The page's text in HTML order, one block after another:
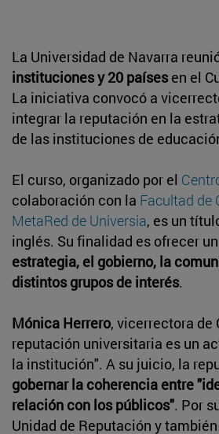
La Universidad de Navarra
instituciones y 20 paísesen el
La iniciativa convocó a
integrar la reputación en la
de las instituciones de
El curso, organizado por el
colaboración con la Facultad de
MetaRed de Universia, es un
inglés. Su finalidad es ofrecer un
estrategia, el gobierno, la
distintos grupos de interés.
Mónica Herrero, vicerrectora de
reputación universitaria es un
la institución". A su juicio, la
gobernar la coherencia entre
relación con los públicos". Por
Unidad de Reputación y